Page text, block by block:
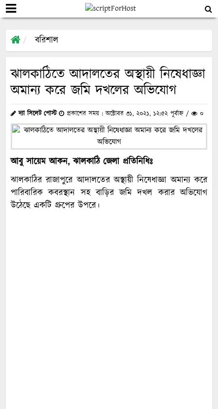
বরিশাল
ঝালকাঠিতে আদালতের অস্থায়ী নিষেধাজ্ঞা
অমান্য করে জমি দখলের অভিযোগ
দ্যা সিলেট পোস্ট প্রকাশের সময় : অক্টোবর ৩১, ২০২১, ১২:৫২ পূর্বাহ্ন / ০
আবু সায়েম আকন, ঝালকাঠি জেলা প্রতিনিধিঃ
ঝালকাঠির রাজাপুরে আদালতের অস্থায়ী নিষেধাজ্ঞা অমান্য করে
পারিবারিক কবরস্থান সহ বাড়ির জমি দখল করার অভিযোগ
উঠেছে একটি গ্রুপের উপরে।